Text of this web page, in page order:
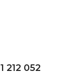
212 052лепак за